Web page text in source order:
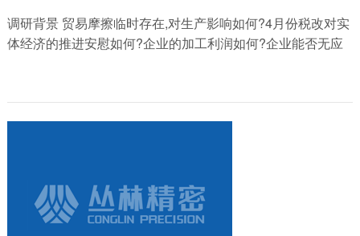
调研背景 贸易摩擦临时存在,对生产影响如何?4月份税改对实
体经济的推进安慰如何?企业的加工利润如何?企业能否无应